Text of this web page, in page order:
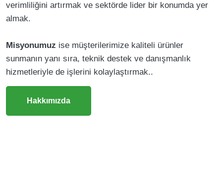
verimliliğini artırmak ve sektörde lider bir konumda yer
almak.
Misyonumuz ise müşterilerimize kaliteli ürünler
sunmanın yanı sıra, teknik destek ve danışmanlık
hizmetleriyle de işlerini kolaylaştırmak..
Hakkımızda